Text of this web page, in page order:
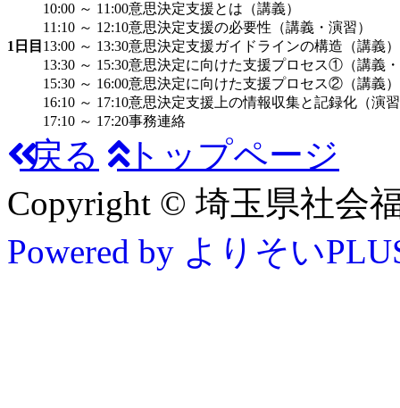
1日目
10:00 ～ 11:00意思決定支援とは（講義）
11:10 ～ 12:10意思決定支援の必要性（講義・演習）
13:00 ～ 13:30意思決定支援ガイドラインの構造（講義）
13:30 ～ 15:30意思決定に向けた支援プロセス①（講義
15:30 ～ 16:00意思決定に向けた支援プロセス②（講義）
16:10 ～ 17:10意思決定支援上の情報収集と記録化（演
17:10 ～ 17:20事務連絡
戻る
トップページ
Copyright © 埼玉県社会
Powered by よりそい